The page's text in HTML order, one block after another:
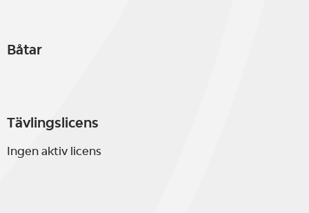
Båtar
Tävlingslicens
Ingen aktiv licens